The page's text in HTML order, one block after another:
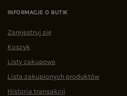
INFORMACJE O BUTIK
Zarejestruj się
Koszyk
Listy zakupowe
Lista zakupionych produktów
Historia transakcji